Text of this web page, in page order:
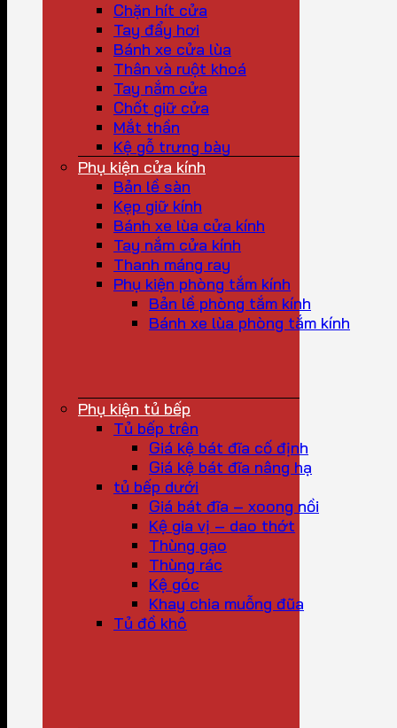
Chặn hít cửa
Tay đẩy hơi
Bánh xe cửa lùa
Thân và ruột khoá
Tay nắm cửa
Chốt giữ cửa
Mắt thần
Kệ gỗ trưng bày
Phụ kiện cửa kính
Bản lề sàn
Kẹp giữ kính
Bánh xe lùa cửa kính
Tay nắm cửa kính
Thanh máng ray
Phụ kiện phòng tắm kính
Bản lề phòng tắm kính
Bánh xe lùa phòng tắm kính
Phụ kiện tủ bếp
Tủ bếp trên
Giá kệ bát đĩa cố định
Giá kệ bát đĩa nâng hạ
tủ bếp dưới
Giá bát đĩa – xoong nồi
Kệ gia vị – dao thớt
Thùng gạo
Thùng rác
Kệ góc
Khay chia muỗng đũa
Tủ đồ khô